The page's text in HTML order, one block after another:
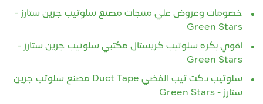
خصومات وعروض علي منتجات مصنع سلوتيب جرين ستارز -
Green Stars
اقوي بكره سلوتيب كريستال مكتبي سلوتيب جرين ستارز -
Green Stars
سلوتيب دكت تيب الفضي Duct Tape مصنع سلوتب جرين
ستارز - Green Stars